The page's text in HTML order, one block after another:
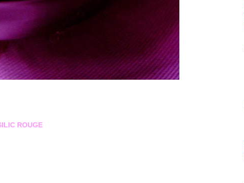
ROUGE